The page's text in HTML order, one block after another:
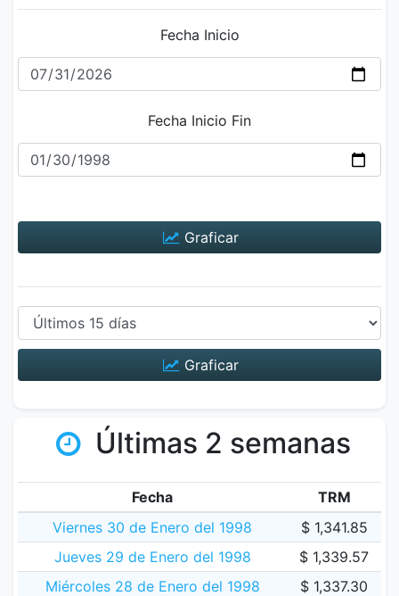
Fecha Inicio
Fecha Inicio Fin
Graficar
Graficar
Últimas 2 semanas
Fecha
TRM
Viernes 30 de Enero del 1998
$ 1,341.85
Jueves 29 de Enero del 1998
$ 1,339.57
Miércoles 28 de Enero del 1998
$ 1,337.30